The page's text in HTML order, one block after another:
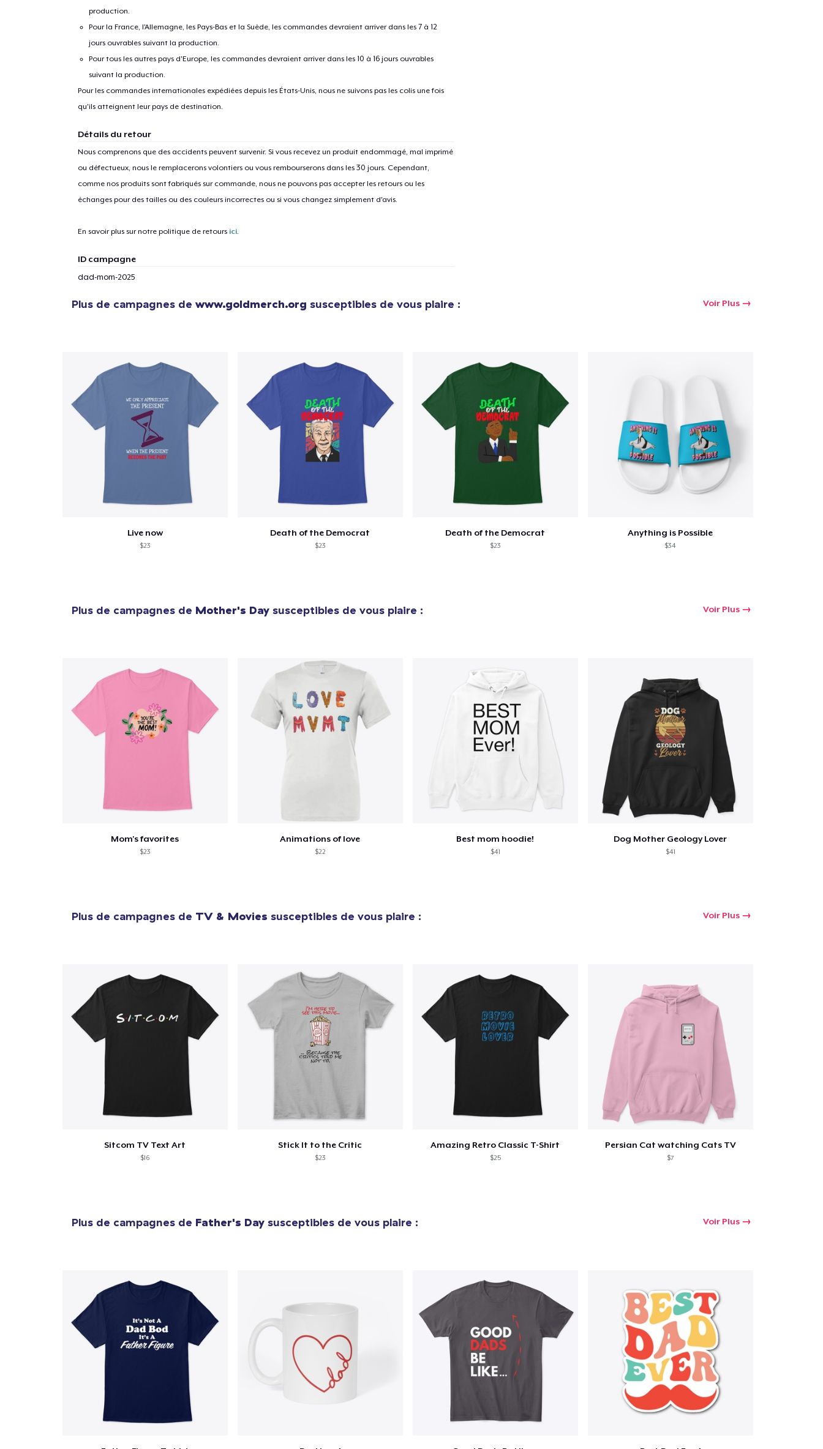
production.
Pour la France, l'Allemagne, les Pays-Bas et la Suède, les commandes devraient arriver dans les 7 à 12
jours ouvrables suivant la production.
Pour tous les autres pays d'Europe, les commandes devraient arriver dans les 10 à 16 jours ouvrables
suivant la production.
Pour les commandes internationales expédiées depuis les États-Unis, nous ne suivons pas les colis une fois
qu'ils atteignent leur pays de destination.
Détails du retour
Nous comprenons que des accidents peuvent survenir. Si vous recevez un produit endommagé, mal imprimé
ou défectueux, nous le remplacerons volontiers ou vous rembourserons dans les 30 jours. Cependant,
comme nos produits sont fabriqués sur commande, nous ne pouvons pas accepter les retours ou les
échanges pour des tailles ou des couleurs incorrectes ou si vous changez simplement d'avis.
En savoir plus sur notre politique de retours ici.
ID campagne
dad-mom-2025
Plus de campagnes de www.goldmerch.org susceptibles de vous plaire : Voir Plus
Live now
$23
Death of the Democrat
$23
Death of the Democrat
$23
Anything is Possible
$34
Plus de campagnes de Mother's Day susceptibles de vous plaire : Voir Plus
Mom's favorites
$23
Animations of love
$22
Best mom hoodie!
$41
Dog Mother Geology Lover
$41
Plus de campagnes de TV & Movies susceptibles de vous plaire : Voir Plus
Sitcom TV Text Art
$16
Stick It to the Critic
$23
Amazing Retro Classic T-Shirt
$25
Persian Cat watching Cats TV
$7
Plus de campagnes de Father's Day susceptibles de vous plaire : Voir Plus
Procéder à la
Vérification
Continuer Mes Achats
Mug
Next Level 3600 | Premium Ring-Spun Cotton T-Shirt
24,99 $US